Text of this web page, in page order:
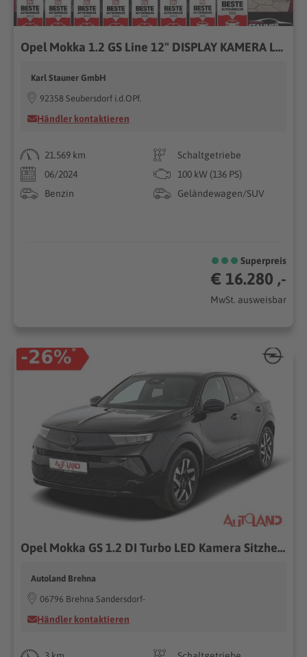
Opel Mokka 1.2 GS Line 12" DISPLAY KAMERA LENKRADH.
Karl Stauner GmbH
92358 Seubersdorf i.d.OPf.
Händler kontaktieren
21.569 km
Schaltgetriebe
06/2024
100 kW (136 PS)
Benzin
Geländewagen/SUV
Superpreis
€ 16.280 ,-
MwSt. ausweisbar
Opel Mokka GS 1.2 DI Turbo LED Kamera Sitzheizung
Autoland Brehna
06796 Brehna Sandersdorf-
Händler kontaktieren